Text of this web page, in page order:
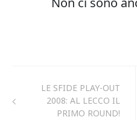
LE SFIDE PLAY-OUT
2008: AL LECCO IL
PRIMO ROUND!